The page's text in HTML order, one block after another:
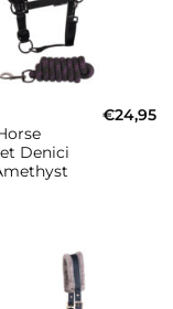
Denici
€24,95